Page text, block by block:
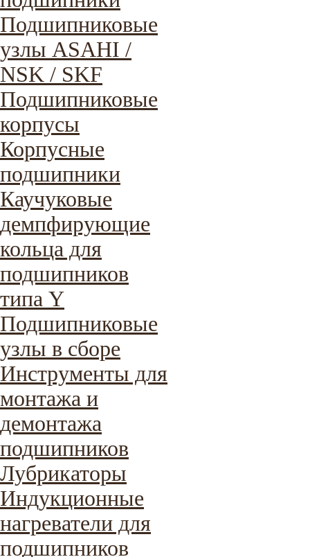
Подшипниковые
узлы ASAHI /
NSK / SKF
Подшипниковые
корпусы
Корпусные
подшипники
Каучуковые
демпфирующие
кольца для
подшипников
типа Y
Подшипниковые
узлы в сборе
Инструменты для
монтажа и
демонтажа
подшипников
Лубрикаторы
Индукционные
нагреватели для
подшипников